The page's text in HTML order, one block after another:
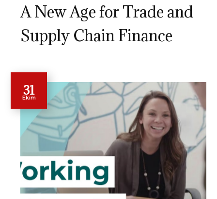
A New Age for Trade and
Supply Chain Finance
31
Ekim